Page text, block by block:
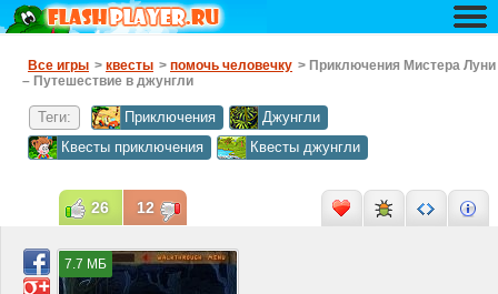
Все игры > квесты > помочь человечку > Приключения Мистера Луни
– Путешествие в джунгли
Теги: Приключения
Джунгли
Квесты приключения
Квесты джунгли
7.7 МБ
26 12